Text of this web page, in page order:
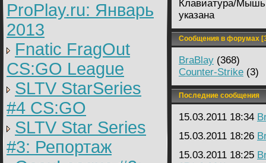
ProPlay.ru: Январь
2013
Fnatic FragOut
CS:GO League
SLTV StarSeries
#4 CS:GO
SLTV Star Series
#3: Репортаж
Клавиатура/
указана
Сообщения в форумах
BraBlay (368)
Counter-Strike (3)
Последние сообщения
15.03.2011 18:34
15.03.2011 18:26
15.03.2011 18:25